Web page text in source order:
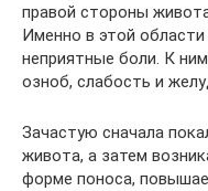
правой стороны
Именно в этой
неприятные боли. К
озноб, слабость и
Зачастую сначала
живота, а затем
форме поноса,